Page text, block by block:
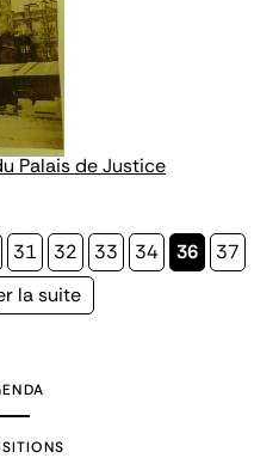
Palais de Justice
Page
31 Page
32 Page
33 Page
34
Page
36 Page
37
la suite